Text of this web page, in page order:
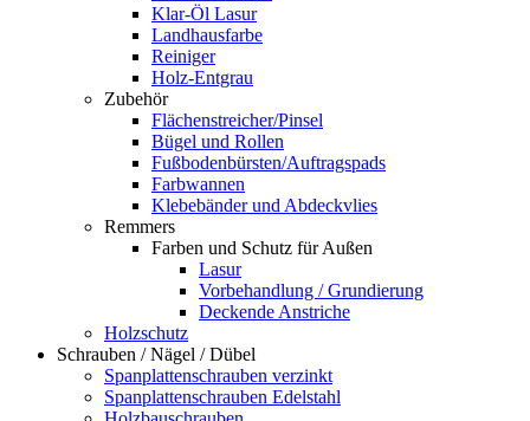
Klar-Öl Lasur
Landhausfarbe
Reiniger
Holz-Entgrau
Zubehör
Flächenstreicher/Pinsel
Bügel und Rollen
Fußbodenbürsten/Auftragspads
Farbwannen
Klebebänder und Abdeckvlies
Remmers
Farben und Schutz für Außen
Lasur
Vorbehandlung / Grundierung
Deckende Anstriche
Holzschutz
Schrauben / Nägel / Dübel
Spanplattenschrauben verzinkt
Spanplattenschrauben Edelstahl